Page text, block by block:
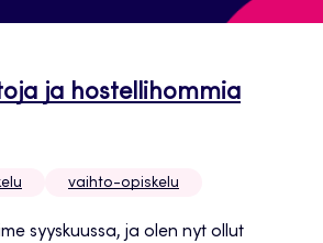
ja hostellihommia
vaihto-opiskelu
syyskuussa, ja olen nyt ollut